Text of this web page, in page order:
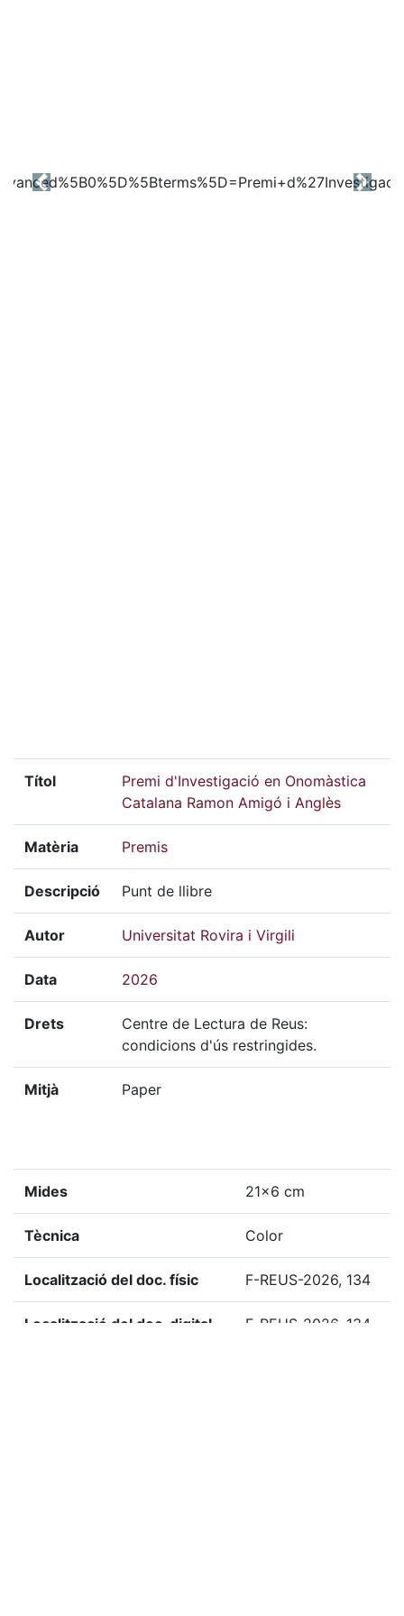
Previous Next
Títol
Premi d'Investigació en Onomàstica
Catalana Ramon Amigó i Anglès
Matèria Premis
Descripció Punt de llibre
Autor Universitat Rovira i Virgili
Data 2026
Drets
Centre de Lectura de Reus:
condicions d'ús restringides.
Mitjà Paper
Mides 21x6 cm
Tècnica Color
Localització del doc. físic F-REUS-2026, 134
Localització del doc. digital F-REUS-2026, 134